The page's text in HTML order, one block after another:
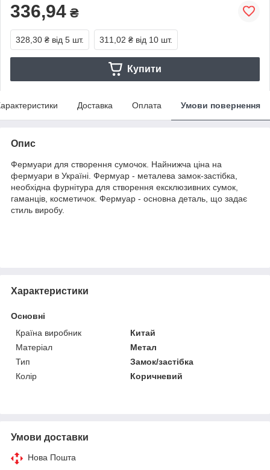
336,94 ₴
328,30 ₴ від 5 шт. 311,02 ₴ від 10 шт.
Купити
Доставка Оплата Умови повернення
Опис
Фермуари для створення сумочок. Найнижча ціна на
фермуари в Україні. Фермуар - металева замок-застібка,
необхідна фурнітура для створення ексклюзивних сумок,
гаманців, косметичок. Фермуар - основна деталь, що задає
стиль виробу.
Характеристики
Основні
Країна виробник
Китай
Матеріал
Метал
Тип
Замок/застібка
Колір
Коричневий
Умови доставки
Нова Пошта